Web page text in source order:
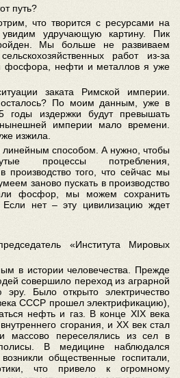
путь?
что творится с ресурсами на
удручающую картину. Пик
Мы больше не развиваем
работ из-за
фосфора, нефти и металлов я уже
заката Римской империи.
По моим данным, уже в
издержки будут превышать
империи мало времени.
изжила.
линейным способом. А нужно, чтобы
процессы потребления,
производство того, что сейчас мы
заново пускать в производство
фосфор, мы можем сохранить
нет – эту цивилизацию ждет
«Института Мировых
в истории человечества. Прежде
совершило переход из аграрной
эру. Было открыто электричество
СССР прошел электрификацию),
нефть и газ. В конце XIX века
сгорания, и XX век стал
массово переселялись из сел в
В медицине наблюдался
общественные госпитали,
что привело к огромному